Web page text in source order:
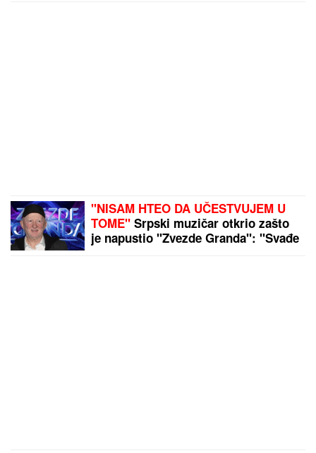
"NISAM HTEO DA UČESTVUJEM U
TOME" Srpski muzičar otkrio zašto
je napustio "Zvezde Granda": "Svađe